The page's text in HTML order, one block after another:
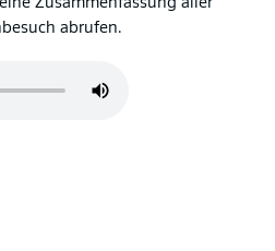
Zusammenfassung aller
abrufen.